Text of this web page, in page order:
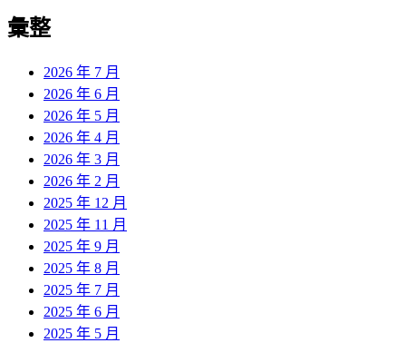
彙整
2026 年 7 月
2026 年 6 月
2026 年 5 月
2026 年 4 月
2026 年 3 月
2026 年 2 月
2025 年 12 月
2025 年 11 月
2025 年 9 月
2025 年 8 月
2025 年 7 月
2025 年 6 月
2025 年 5 月